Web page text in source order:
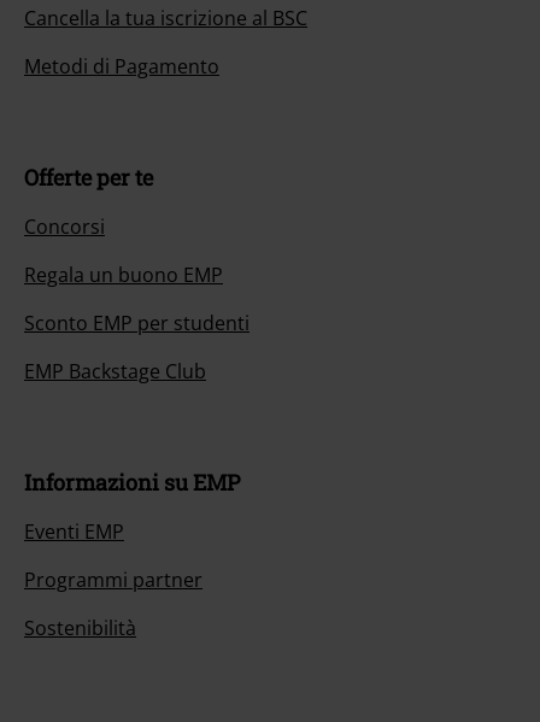
Cancella la tua iscrizione al BSC
Metodi di Pagamento
Offerte per te
Concorsi
Regala un buono EMP
Sconto EMP per studenti
EMP Backstage Club
Informazioni su EMP
Eventi EMP
Programmi partner
Sostenibilità